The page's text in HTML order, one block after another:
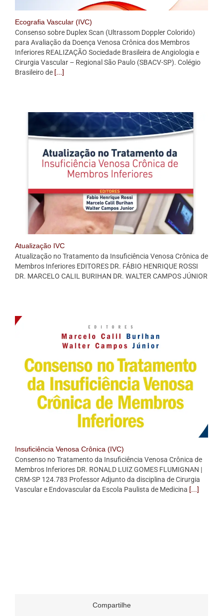
Ecografia Vascular (IVC)
Consenso sobre Duplex Scan (Ultrassom Doppler Colorido)
para Avaliação da Doença Venosa Crônica dos Membros
Inferiores REALIZAÇÃO Sociedade Brasileira de Angiologia e
Cirurgia Vascular – Regional São Paulo (SBACV-SP). Colégio
Brasileiro de[...]
Atualização IVC
Atualização no Tratamento da Insuficiência Venosa Crônica de
Membros Inferiores EDITORES DR. FÁBIO HENRIQUE ROSSI
DR. MARCELO CALIL BURIHAN DR. WALTER CAMPOS JÚNIOR
Insuficiência Venosa Crônica (IVC)
Consenso no Tratamento da Insuficiência Venosa Crônica de
Membros Inferiores DR. RONALD LUIZ GOMES FLUMIGNAN |
CRM-SP 124.783 Professor Adjunto da disciplina de Cirurgia
Vascular e Endovascular da Escola Paulista de Medicina [...]
Compartilhe